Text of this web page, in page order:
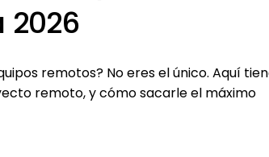
2026
remotos? No eres el único. Aquí
remoto, y cómo sacarle el máximo